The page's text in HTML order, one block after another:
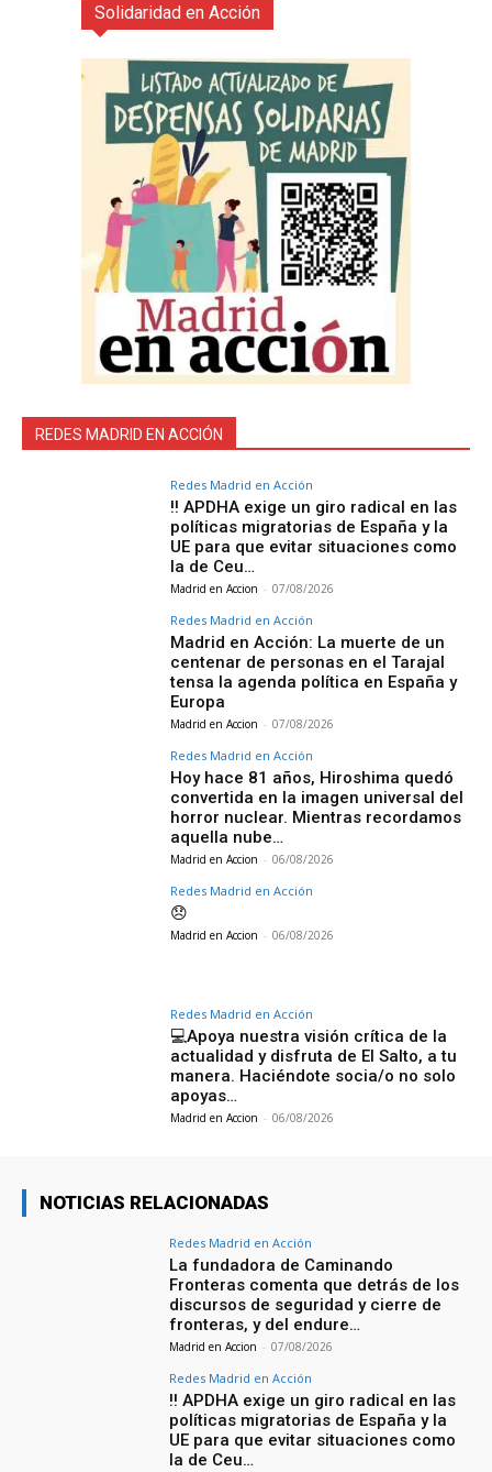
Solidaridad en Acción
REDES MADRID EN ACCIÓN
Redes Madrid en Acción
‼️ APDHA exige un giro radical en las
políticas migratorias de España y la
UE para que evitar situaciones como
la de Ceu…
Madrid en Accion - 07/08/2026
Redes Madrid en Acción
Madrid en Acción: La muerte de un
centenar de personas en el Tarajal
tensa la agenda política en España y
Europa
Madrid en Accion - 07/08/2026
Redes Madrid en Acción
Hoy hace 81 años, Hiroshima quedó
convertida en la imagen universal del
horror nuclear. Mientras recordamos
aquella nube…
Madrid en Accion - 06/08/2026
Redes Madrid en Acción
😞
Madrid en Accion - 06/08/2026
Redes Madrid en Acción
💻Apoya nuestra visión crítica de la
actualidad y disfruta de El Salto, a tu
manera. Haciéndote socia/o no solo
apoyas…
Madrid en Accion - 06/08/2026
NOTICIAS RELACIONADAS
Redes Madrid en Acción
La fundadora de Caminando
Fronteras comenta que detrás de los
discursos de seguridad y cierre de
fronteras, y del endure…
Madrid en Accion - 07/08/2026
Redes Madrid en Acción
‼️ APDHA exige un giro radical en las
políticas migratorias de España y la
UE para que evitar situaciones como
la de Ceu…